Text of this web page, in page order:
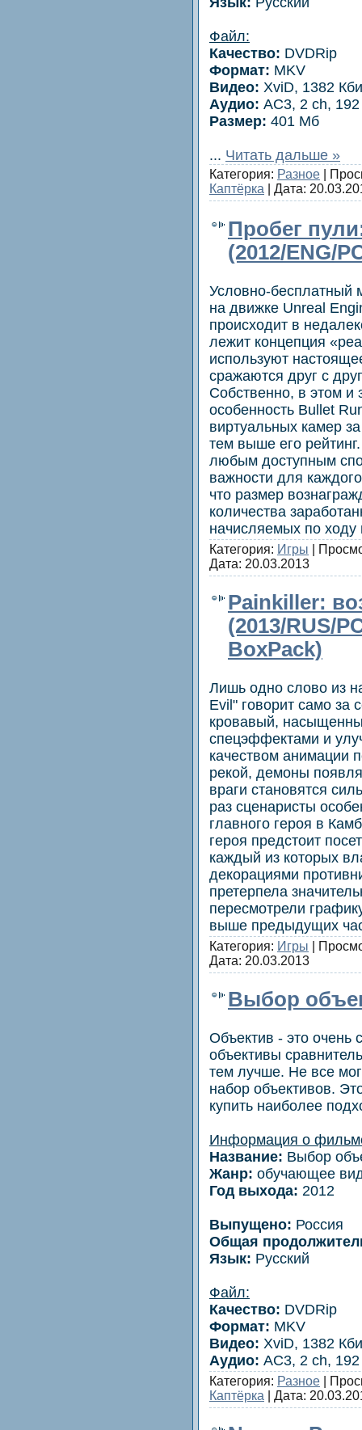
Файл:
Качество: DVDRip
Формат: MKV
Видео: XviD, 1382
Аудио: AC3, 2 ch, 192
Размер: 401 Мб
... Читать дальше »
Категория: Разное |
Каптёрка | Дата:
Пробег
(2012/ENG/
Условно-бесплатный
на движке Unreal
происходит в
лежит концепция
используют
сражаются друг с
Собственно, в этом и
особенность Bullet
виртуальных камер
тем выше его
любым доступным
важности для
что размер
количества
начисляемых по
Категория: Игры |
Дата: 20.03.2013
Painkiller:
(2013/RUS/
BoxPack)
Лишь одно слово из
Evil" говорит само за
кровавый,
спецэффектами и
качеством анимации
рекой, демоны
враги становятся
раз сценаристы
главного героя в
героя предстоит
каждый из которых
декорациями
претерпела
пересмотрели
выше предыдущих
Категория: Игры |
Дата: 20.03.2013
Выбор
Объектив - это очень
объективы
тем лучше. Не все
набор объективов.
купить наиболее
Информация о
Название: Выбор
Жанр: обучающее
Год выхода: 2012
Выпущено: Россия
Общая
Язык: Русский
Файл:
Качество: DVDRip
Формат: MKV
Видео: XviD, 1382
Аудио: AC3, 2 ch,
Категория: Разное |
Каптёрка | Дата: